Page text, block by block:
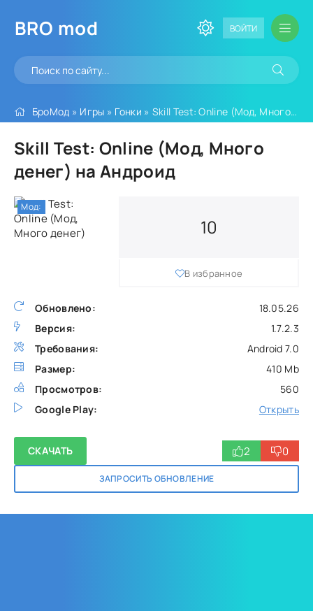
BRO mod ВОЙТИ
БроМод » Игры » Гонки » Skill Test: Online (Мод, Много денег)
Skill Test: Online (Мод, Много
денег) на Андроид
Обновлено:
18.05.26
Версия:
1.7.2.3
Требования:
Android 7.0
Размер:
410 Mb
Просмотров:
560
Google Play:
Открыть
10
В избранное
СКАЧАТЬ
ЗАПРОСИТЬ ОБНОВЛЕНИЕ
2 0
Мод: